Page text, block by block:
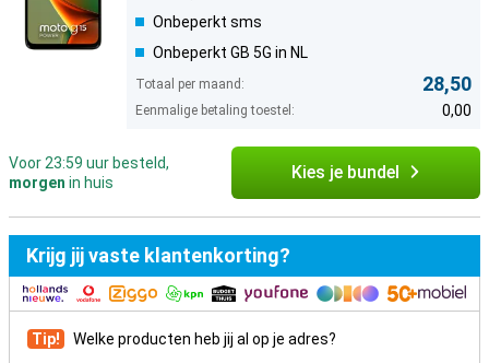
Onbeperkt sms
Onbeperkt GB 5G in NL
Totaal per maand: 28,50
Eenmalige betaling toestel: 0,00
Voor 23:59 uur besteld,
morgen in huis Kies je bundel
Krijg jij vaste klantenkorting?
Tip! Welke producten heb jij al op je adres?